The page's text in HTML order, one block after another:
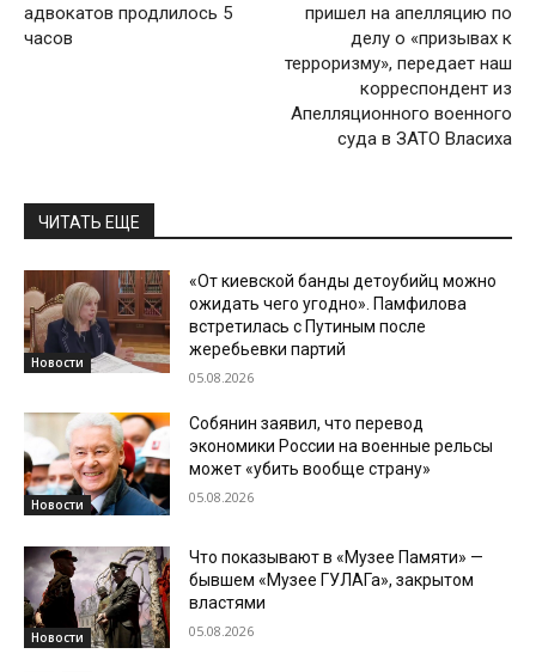
адвокатов продлилось 5
часов
пришел на апелляцию по
делу о «призывах к
терроризму», передает наш
корреспондент из
Апелляционного военного
суда в ЗАТО Власиха
ЧИТАТЬ ЕЩЕ
Новости
«От киевской банды детоубийц можно
ожидать чего угодно». Памфилова
встретилась с Путиным после
жеребьевки партий
05.08.2026
Новости
Собянин заявил, что перевод
экономики России на военные рельсы
может «убить вообще страну»
05.08.2026
Новости
Что показывают в «Музее Памяти» —
бывшем «Музее ГУЛАГа», закрытом
властями
05.08.2026